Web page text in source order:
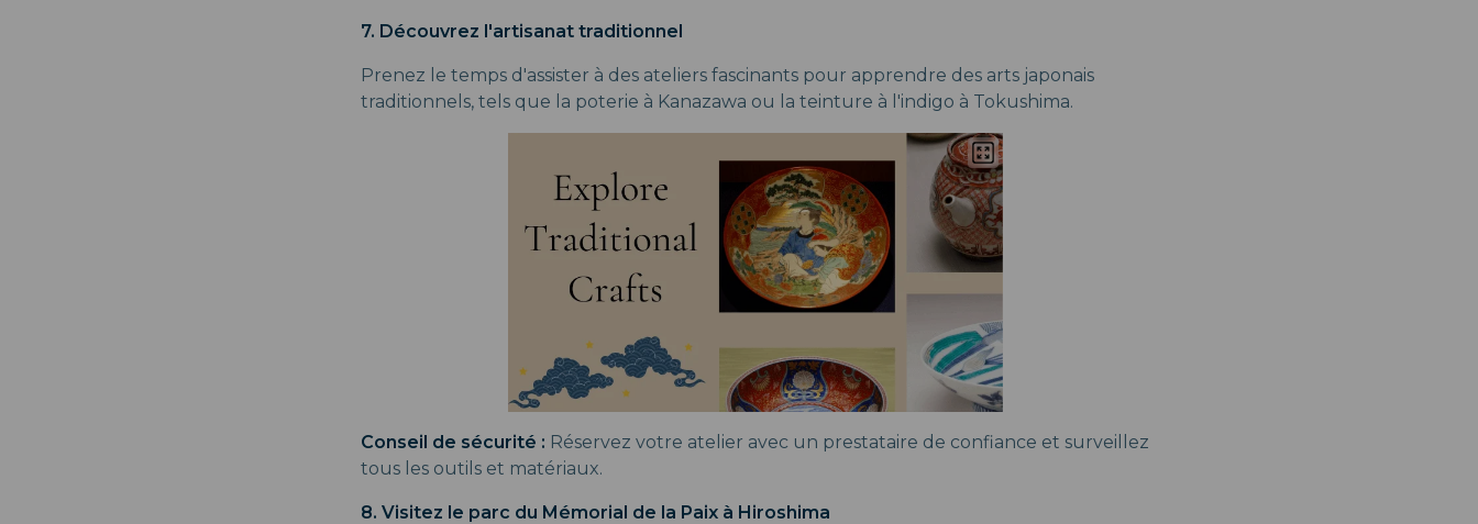
7. Découvrez l'artisanat traditionnel
Prenez le temps d'assister à des ateliers fascinants pour apprendre des arts japonais
traditionnels, tels que la poterie à Kanazawa ou la teinture à l'indigo à Tokushima.
Conseil de sécurité : Réservez votre atelier avec un prestataire de confiance et surveillez
tous les outils et matériaux.
8. Visitez le parc du Mémorial de la Paix à Hiroshima